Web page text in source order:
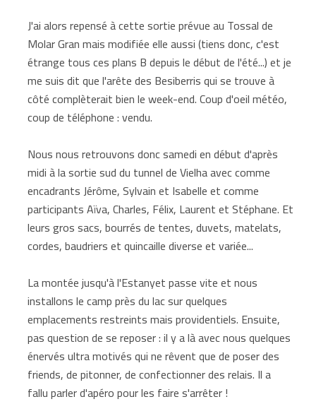
J'ai alors repensé à cette sortie prévue au Tossal de
Molar Gran mais modifiée elle aussi (tiens donc, c'est
étrange tous ces plans B depuis le début de l'été...) et je
me suis dit que l'arête des Besiberris qui se trouve à
côté complèterait bien le week-end. Coup d'oeil météo,
coup de téléphone : vendu.
Nous nous retrouvons donc samedi en début d'après
midi à la sortie sud du tunnel de Vielha avec comme
encadrants Jérôme, Sylvain et Isabelle et comme
participants Aïva, Charles, Félix, Laurent et Stéphane. Et
leurs gros sacs, bourrés de tentes, duvets, matelats,
cordes, baudriers et quincaille diverse et variée...
La montée jusqu'à l'Estanyet passe vite et nous
installons le camp près du lac sur quelques
emplacements restreints mais providentiels. Ensuite,
pas question de se reposer : il y a là avec nous quelques
énervés ultra motivés qui ne rêvent que de poser des
friends, de pitonner, de confectionner des relais. Il a
fallu parler d'apéro pour les faire s'arrêter !